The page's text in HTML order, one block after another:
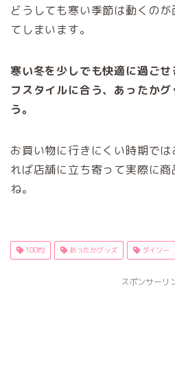
どうしても寒い季節は動くの
てしまいます。
寒い冬を少しでも快適に過ご
フスタイルに合う、あったか
う。
お買い物に行きにくい時期で
れば店舗に立ち寄って実際に
ね。
100均 あったかグッズ ダイソー
スポンサーリ